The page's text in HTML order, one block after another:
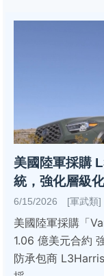
美國陸軍採購
統，強化層級
6/15/2026 [軍武類]
美國陸軍採購「
1.06 億美元合約
防承包商